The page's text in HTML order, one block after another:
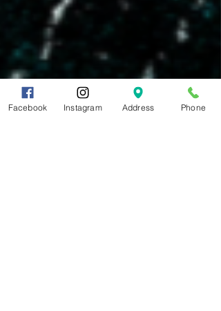
Facebook Instagram Address Phone